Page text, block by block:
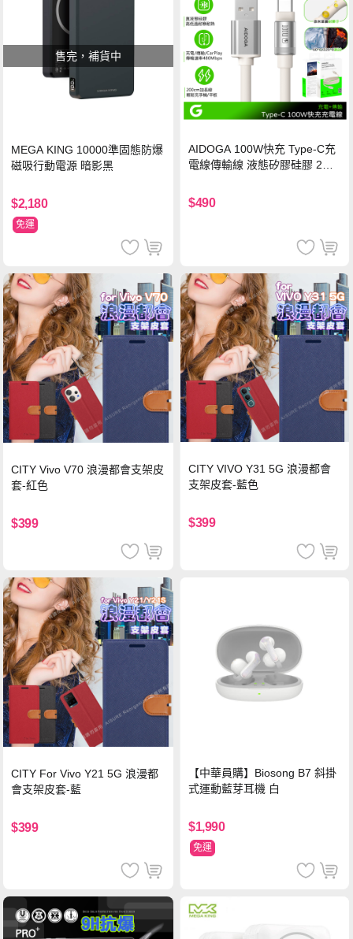
售完，補貨中
MEGA KING 10000準固態防爆
磁吸行動電源 暗影黑
$2,180
免運
AIDOGA 100W快充 Type-C充
電線傳輸線 液態矽膠硅膠 2M
$490
CITY Vivo V70 浪漫都會支架皮
套-紅色
$399
CITY VIVO Y31 5G 浪漫都會
支架皮套-藍色
$399
CITY For Vivo Y21 5G 浪漫都
會支架皮套-藍
$399
【中華員購】Biosong B7 斜掛
式運動藍芽耳機 白
$1,990
免運